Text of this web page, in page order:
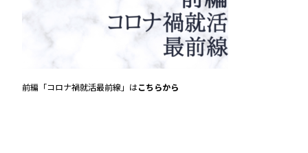
前編「コロナ禍就活最前線」はこちらから